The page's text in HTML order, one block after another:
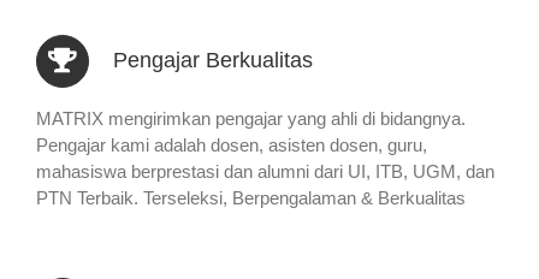
Pengajar Berkualitas
MATRIX mengirimkan pengajar yang ahli di bidangnya.
Pengajar kami adalah dosen, asisten dosen, guru,
mahasiswa berprestasi dan alumni dari UI, ITB, UGM, dan
PTN Terbaik. Terseleksi, Berpengalaman & Berkualitas